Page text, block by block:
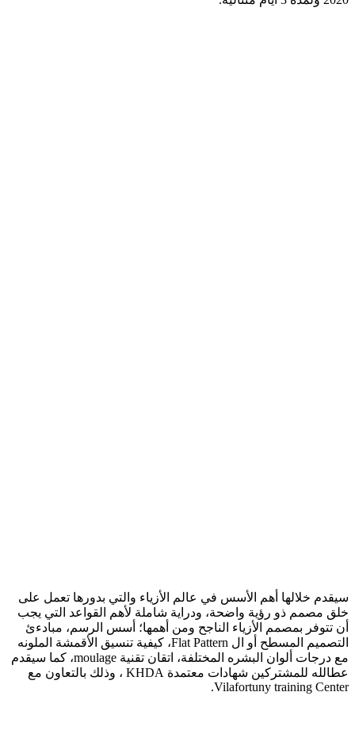
سيقدم خلالها أهم الأسس في عالم الأزياء والتي بدورها تعمل على
خلق مصمم ذو رؤية واضحة، ودراية شاملة لأهم القواعد التي يجب
أن تتوفر بمصمم الأزياء الناجح ومن أهمها؛ أسس الرسم، مبادءئ
التصميم المسطح أو ال Flat Pattern، كيفية تنسيق الأقمشة الملونه
مع درجات ألوان البشره المختلفة، اتقان تقنية moulage، كما سيقدم
عطالله للمشتركين شهادات معتمدة KHDA ، وذلك بالتعاون مع
Vilafortuny training Center.